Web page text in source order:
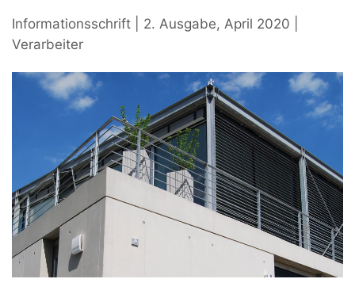
Informationsschrift | 2. Ausgabe, April 2020 |
Verarbeiter